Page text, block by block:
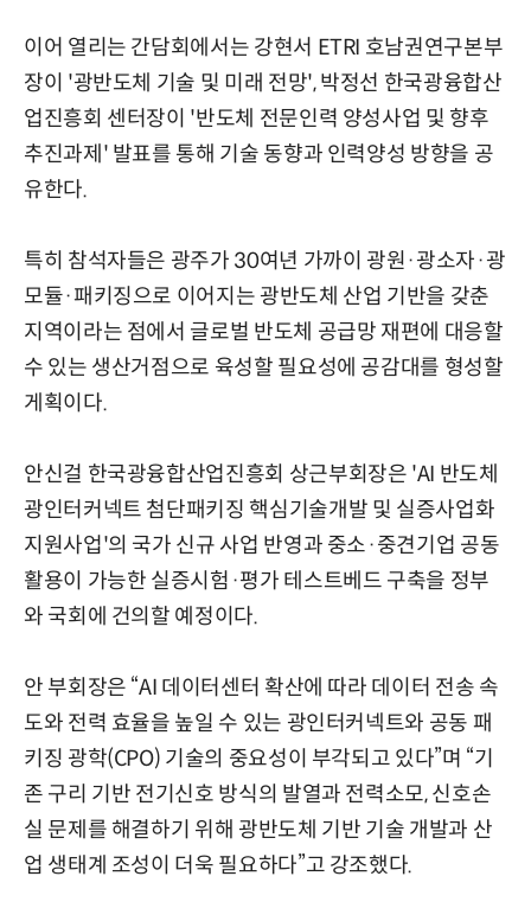
이어 열리는 간담회에서는 강현서 ETRI 호남권연구본부
장이 '광반도체 기술 및 미래 전망', 박정선 한국광융합산
업진흥회 센터장이 '반도체 전문인력 양성사업 및 향후
추진과제' 발표를 통해 기술 동향과 인력양성 방향을 공
유한다.
특히 참석자들은 광주가 30여년 가까이 광원·광소자·광
모듈·패키징으로 이어지는 광반도체 산업 기반을 갖춘
지역이라는 점에서 글로벌 반도체 공급망 재편에 대응할
수 있는 생산거점으로 육성할 필요성에 공감대를 형성할
게획이다.
안신걸 한국광융합산업진흥회 상근부회장은 'AI 반도체
광인터커넥트 첨단패키징 핵심기술개발 및 실증사업화
지원사업'의 국가 신규 사업 반영과 중소·중견기업 공동
활용이 가능한 실증시험·평가 테스트베드 구축을 정부
와 국회에 건의할 예정이다.
안 부회장은 “AI 데이터센터 확산에 따라 데이터 전송 속
도와 전력 효율을 높일 수 있는 광인터커넥트와 공동 패
키징 광학(CPO) 기술의 중요성이 부각되고 있다”며 “기
존 구리 기반 전기신호 방식의 발열과 전력소모, 신호손
실 문제를 해결하기 위해 광반도체 기반 기술 개발과 산
업 생태계 조성이 더욱 필요하다”고 강조했다.